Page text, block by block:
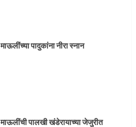
माऊलींच्या पादुकांना नीरा स्नान
माऊलींची पालखी खंडेरायाच्या जेजुरीत